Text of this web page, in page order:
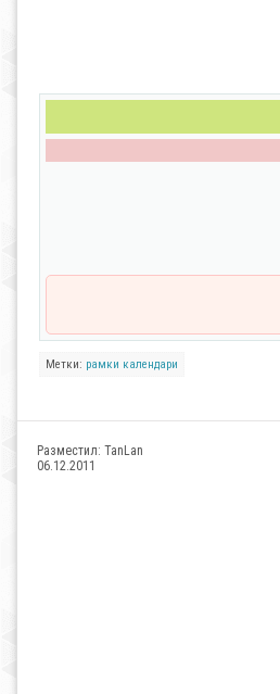
Метки: рамки календари
Разместил: TanLan
06.12.2011